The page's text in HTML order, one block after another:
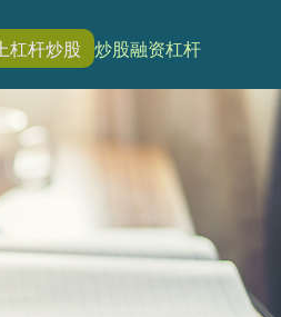
杠杆炒股 炒股融资杠杆